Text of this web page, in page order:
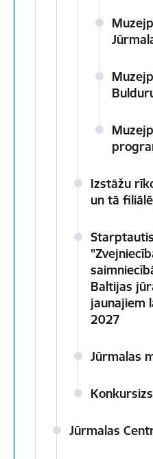
Izstāžu
un tā
Baltijas
jaunajiem
2027
Jūrmalas
Jūrmalas